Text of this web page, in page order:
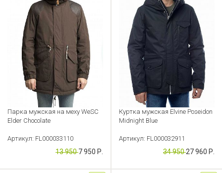
Парка мужская на меху WeSC
Elder Chocolate
Артикул: FL000033110
13 9507 950 Р.
Куртка мужская Elvine Poseidon
Midnight Blue
Артикул: FL000032911
34 95027 960 Р.